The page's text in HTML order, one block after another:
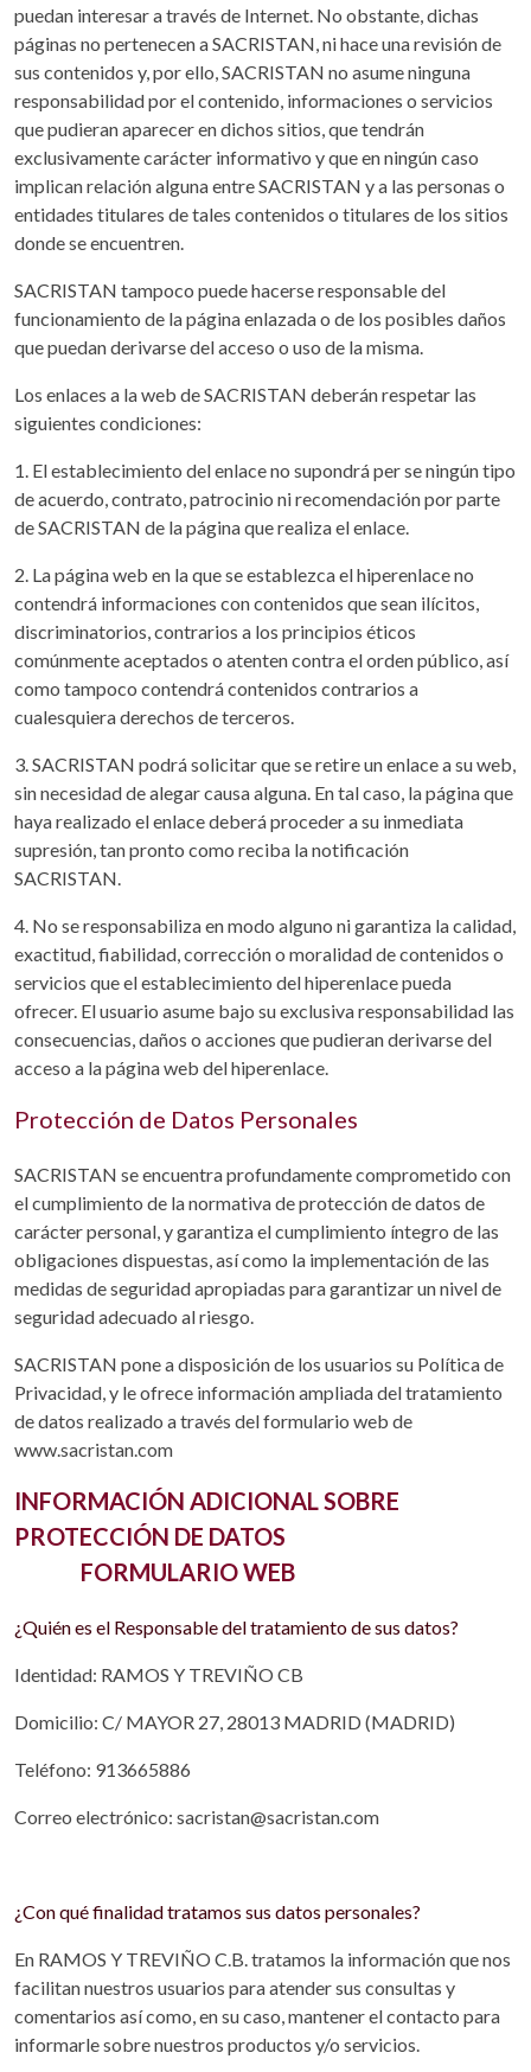
puedan interesar a través de Internet. No obstante, dichas
páginas no pertenecen a SACRISTAN, ni hace una revisión de
sus contenidos y, por ello, SACRISTAN no asume ninguna
responsabilidad por el contenido, informaciones o servicios
que pudieran aparecer en dichos sitios, que tendrán
exclusivamente carácter informativo y que en ningún caso
implican relación alguna entre SACRISTAN y a las personas o
entidades titulares de tales contenidos o titulares de los sitios
donde se encuentren.
SACRISTAN tampoco puede hacerse responsable del
funcionamiento de la página enlazada o de los posibles daños
que puedan derivarse del acceso o uso de la misma.
Los enlaces a la web de SACRISTAN deberán respetar las
siguientes condiciones:
1. El establecimiento del enlace no supondrá per se ningún tipo
de acuerdo, contrato, patrocinio ni recomendación por parte
de SACRISTAN de la página que realiza el enlace.
2. La página web en la que se establezca el hiperenlace no
contendrá informaciones con contenidos que sean ilícitos,
discriminatorios, contrarios a los principios éticos
comúnmente aceptados o atenten contra el orden público, así
como tampoco contendrá contenidos contrarios a
cualesquiera derechos de terceros.
3. SACRISTAN podrá solicitar que se retire un enlace a su web,
sin necesidad de alegar causa alguna. En tal caso, la página que
haya realizado el enlace deberá proceder a su inmediata
supresión, tan pronto como reciba la notificación
SACRISTAN.
4. No se responsabiliza en modo alguno ni garantiza la calidad,
exactitud, fiabilidad, corrección o moralidad de contenidos o
servicios que el establecimiento del hiperenlace pueda
ofrecer. El usuario asume bajo su exclusiva responsabilidad las
consecuencias, daños o acciones que pudieran derivarse del
acceso a la página web del hiperenlace.
Protección de Datos Personales
SACRISTAN se encuentra profundamente comprometido con
el cumplimiento de la normativa de protección de datos de
carácter personal, y garantiza el cumplimiento íntegro de las
obligaciones dispuestas, así como la implementación de las
medidas de seguridad apropiadas para garantizar un nivel de
seguridad adecuado al riesgo.
SACRISTAN pone a disposición de los usuarios su Política de
Privacidad, y le ofrece información ampliada del tratamiento
de datos realizado a través del formulario web de
www.sacristan.com
INFORMACIÓN ADICIONAL SOBRE
PROTECCIÓN DE DATOS
FORMULARIO WEB
¿Quién es el Responsable del tratamiento de sus datos?
Identidad: RAMOS Y TREVIÑO CB
Domicilio: C/ MAYOR 27, 28013 MADRID (MADRID)
Teléfono: 913665886
Correo electrónico: sacristan@sacristan.com
¿Con qué finalidad tratamos sus datos personales?
En RAMOS Y TREVIÑO C.B. tratamos la información que nos
facilitan nuestros usuarios para atender sus consultas y
comentarios así como, en su caso, mantener el contacto para
informarle sobre nuestros productos y/o servicios.